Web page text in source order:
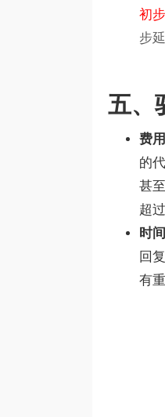
初
步
五、
费
的
甚
超
时
回
有